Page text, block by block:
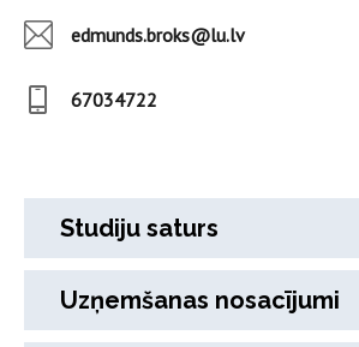
edmunds.broks@lu.lv
67034722
Studiju saturs
Uzņemšanas nosacījumi